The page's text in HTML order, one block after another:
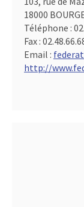
18000
Téléphone :
Fax :
Email :
http://